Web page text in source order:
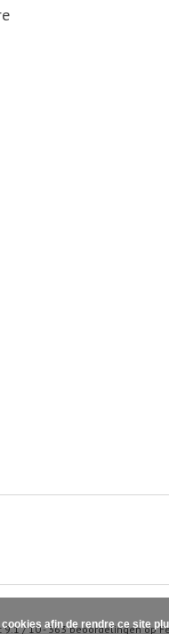
9.1/10 -363beoordelingen op
afin de rendre ce site